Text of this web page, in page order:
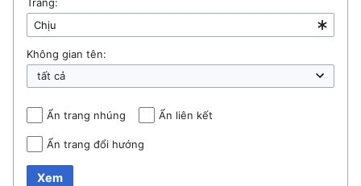
Không gian tên:
Ẩn trang nhúng Ẩn liên kết
Ẩn trang đổi hướng
Xem